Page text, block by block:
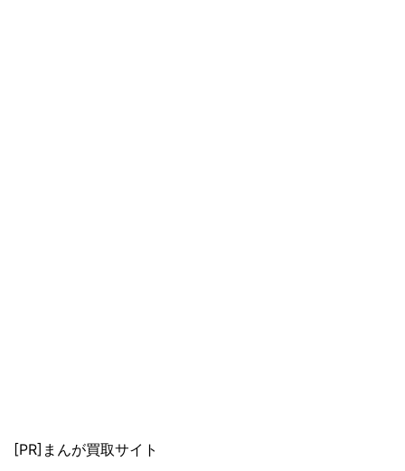
[PR]まんが買取サイト